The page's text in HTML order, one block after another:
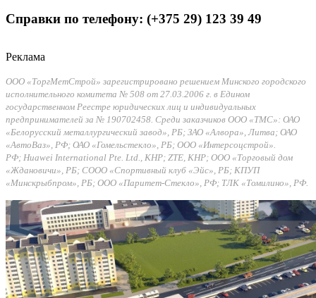
Справки по телефону: (+375 29) 123 39 49
Реклама
ООО «ТоргМетСтрой» зарегистрировано решением Минского городского
исполнительного комитета № 508 от 27.03.2006 г. в Едином
государственном Реестре юридических лиц и индивидуальных
предпринимателей за № 190702458. Среди заказчиков ООО «ТМС»: ОАО
«Белорусский металлургический завод», РБ; ЗАО «Алвора», Литва; ОАО
«АвтоВаз», РФ; ОАО «Гомельстекло», РБ; ООО «Интерсоцстрой».
РФ; Huawei International Pte. Ltd., КНР; ZTE, КНР; ООО «Торговый дом
«Ждановичи», РБ; СООО «Спортивный клуб «Эйс», РБ; КПУП
«Минскрыбпром», РБ; ООО «Паритет-Стекло», РФ; ТЛК «Томилино», РФ.